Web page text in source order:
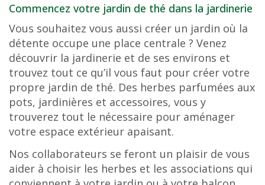
Commencez votre jardin de thé dans la jardinerie
Vous souhaitez vous aussi créer un jardin où la
détente occupe une place centrale ? Venez
découvrir la jardinerie et de ses environs et
trouvez tout ce qu’il vous faut pour créer votre
propre jardin de thé. Des herbes parfumées aux
pots, jardinières et accessoires, vous y
trouverez tout le nécessaire pour aménager
votre espace extérieur apaisant.
Nos collaborateurs se feront un plaisir de vous
aider à choisir les herbes et les associations qui